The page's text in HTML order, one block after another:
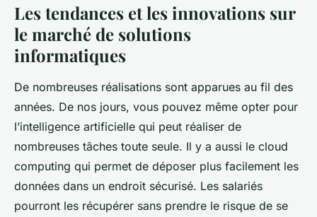
Les tendances et les innovations sur
le marché de solutions
informatiques
De nombreuses réalisations sont apparues au fil des
années. De nos jours, vous pouvez même opter pour
l’intelligence artificielle qui peut réaliser de
nombreuses tâches toute seule. Il y a aussi le cloud
computing qui permet de déposer plus facilement les
données dans un endroit sécurisé. Les salariés
pourront les récupérer sans prendre le risque de se